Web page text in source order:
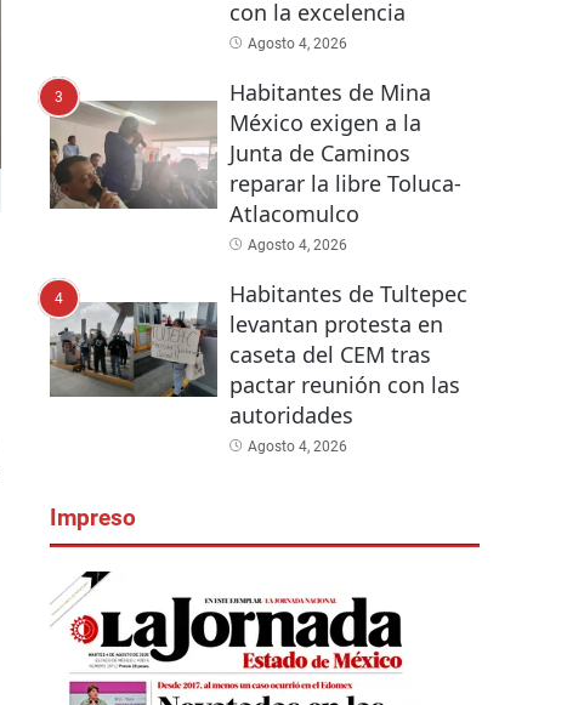
con la excelencia
Agosto 4, 2026
3
Habitantes de Mina
México exigen a la
Junta de Caminos
reparar la libre Toluca-
Atlacomulco
Agosto 4, 2026
4
Habitantes de Tultepec
levantan protesta en
caseta del CEM tras
pactar reunión con las
autoridades
Agosto 4, 2026
Impreso